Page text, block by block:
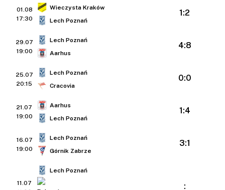
01.08
17:30
Wieczysta Kraków
Lech Poznań
1:2
29.07
19:00
Lech Poznań
Aarhus
4:8
25.07
20:15
Lech Poznań
Cracovia
0:0
21.07
19:00
Aarhus
Lech Poznań
1:4
16.07
19:00
Lech Poznań
Górnik Zabrze
3:1
11.07
Lech Poznań
: